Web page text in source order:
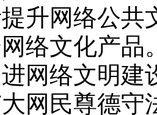
升网络公共
络文化产品
网络文明建
网民尊德守